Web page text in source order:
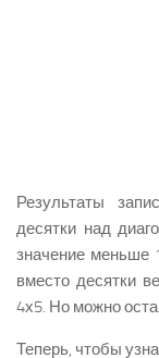
Результаты
десятки над
значение меньше
вместо десятки
4х5. Но можно
Теперь, чтобы